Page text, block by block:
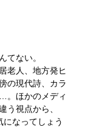
てない。
老人、地方発ヒ
の現代詩、カラ
。ほかのメディ
う視点から、
になってしょう